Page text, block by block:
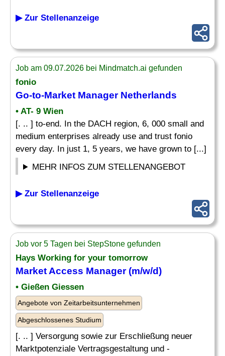
▶ Zur Stellenanzeige
Job am 09.07.2026 bei Mindmatch.ai gefunden
fonio
Go-to-Market ManagerNetherlands
• AT- 9 Wien
[. .. ] to-end. In the DACH region, 6, 000 small and
medium enterprises already use and trust fonio
every day. In just 1, 5 years, we have grown to [...]
MEHR INFOS ZUM STELLENANGEBOT
▶ Zur Stellenanzeige
Job vor 5 Tagen bei StepStone gefunden
Hays Working for your tomorrow
Market Access Manager(m/w/d)
• Gießen Giessen
Angebote von Zeitarbeitsunternehmen
Abgeschlossenes Studium
[. .. ] Versorgung sowie zur Erschließung neuer
Marktpotenziale Vertragsgestaltung und -